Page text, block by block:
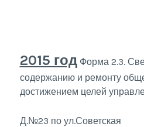
2015 годФорма 2.3.
содержанию и ремонту
достижением целей
Д.№23 по ул.Советская